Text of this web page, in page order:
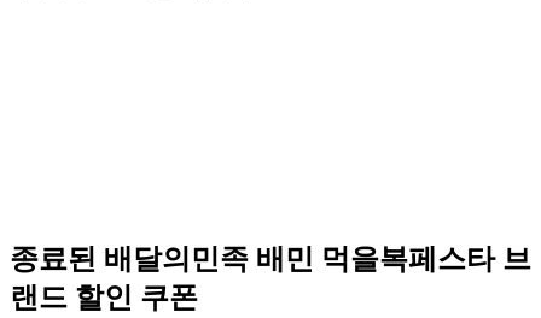
종료된 배달의민족 배민 먹을복페스타 브
랜드 할인 쿠폰